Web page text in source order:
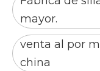
mayor.
venta al por
china